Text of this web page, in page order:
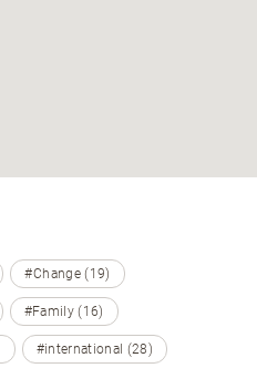
#Change (19)
#Family (16)
#international (28)